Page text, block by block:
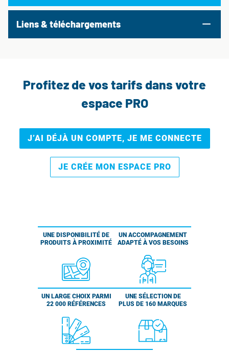
Liens & téléchargements
Profitez de vos tarifs dans votre
espace PRO
J’AI DÉJÀ UN COMPTE, JE ME CONNECTE
JE CRÉE MON ESPACE PRO
UNE DISPONIBILITÉ DE
PRODUITS À PROXIMITÉ
UN ACCOMPAGNEMENT
ADAPTÉ À VOS BESOINS
UN LARGE CHOIX PARMI
22 000 RÉFÉRENCES
UNE SÉLECTION DE
PLUS DE 160 MARQUES